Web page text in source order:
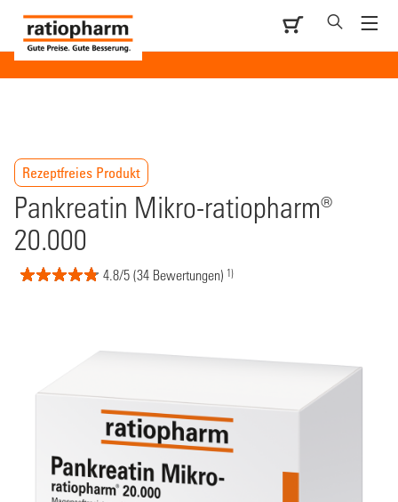
Rezeptfreies Produkt
Pankreatin Mikro-ratiopharm®
20.000
4.8/5 (34 Bewertungen) 1)